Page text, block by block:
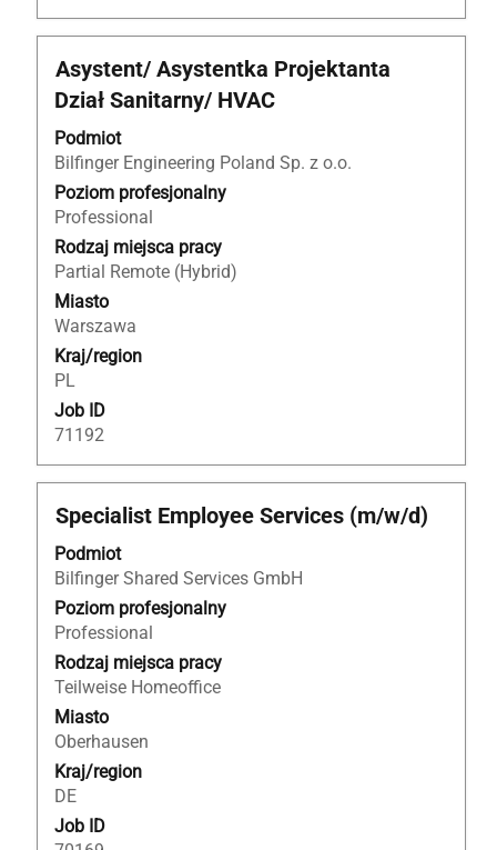
Tytuł
Asystent/ Asystentka Projektanta
Dział Sanitarny/ HVAC
Podmiot
Bilfinger Engineering Poland Sp. z o.o.
Poziom profesjonalny
Professional
Rodzaj miejsca pracy
Partial Remote (Hybrid)
Miasto
Warszawa
Kraj/region
PL
Job ID
71192
Zaznacz
za
pomocą
spacji,
aby
wyświetlić
pełną
treść
danych
oferty
pracy.
Tytuł
Specialist Employee Services (m/w/d)
Podmiot
Bilfinger Shared Services GmbH
Poziom profesjonalny
Professional
Rodzaj miejsca pracy
Teilweise Homeoffice
Miasto
Oberhausen
Kraj/region
DE
Job ID
Zaznacz
za
pomocą
spacji,
aby
wyświetlić
pełną
treść
danych
oferty
pracy.